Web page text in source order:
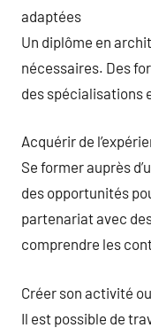
adaptées
Un diplôme en
nécessaires. Des
des spécialisations
Acquérir de
Se former auprès
des opportunités
partenariat avec
comprendre les
Créer son activité
Il est possible de